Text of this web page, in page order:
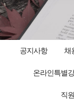
공지사항 채
온라인특별
직